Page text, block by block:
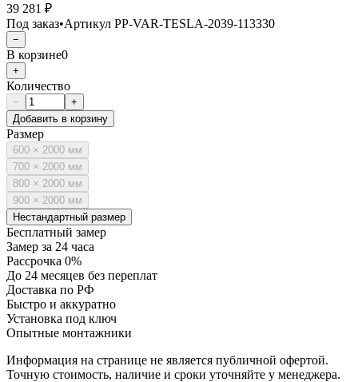
39 281 ₽
Под заказ•Артикул PP-VAR-TESLA-2039-113330
−
В корзине0
+
Количество
−
+
Добавить в корзину
Размер
600 × 2000 мм
700 × 2000 мм
800 × 2000 мм
900 × 2000 мм
Нестандартный размер
Бесплатный замер
Замер за 24 часа
Рассрочка 0%
До 24 месяцев без переплат
Доставка по РФ
Быстро и аккуратно
Установка под ключ
Опытные монтажники
Информация на странице не является публичной офертой.
Точную стоимость, наличие и сроки уточняйте у менеджера.